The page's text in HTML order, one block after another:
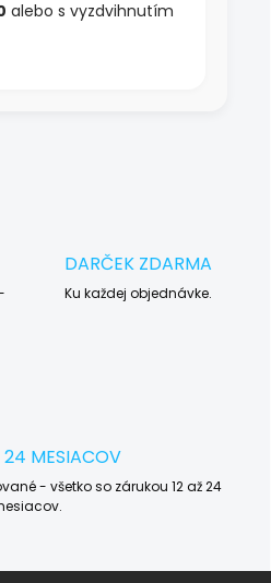
alebo s vyzdvihnutím
DARČEK ZDARMA
Ku každej objednávke.
24 MESIACOV
- všetko so zárukou 12 až 24